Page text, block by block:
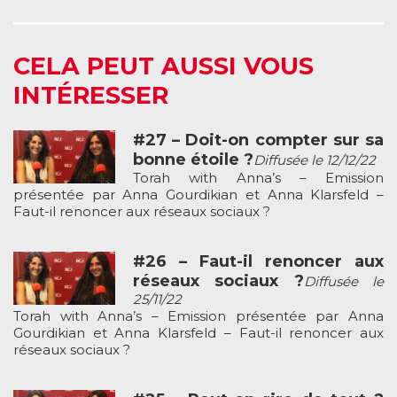
CELA PEUT AUSSI VOUS
INTÉRESSER
#27 – Doit-on compter sur sa
bonne étoile ?Diffusée le 12/12/22
Torah with Anna’s – Emission
présentée par Anna Gourdikian et Anna Klarsfeld –
Faut-il renoncer aux réseaux sociaux ?
#26 – Faut-il renoncer aux
réseaux sociaux ?Diffusée le
25/11/22
Torah with Anna’s – Emission présentée par Anna
Gourdikian et Anna Klarsfeld – Faut-il renoncer aux
réseaux sociaux ?